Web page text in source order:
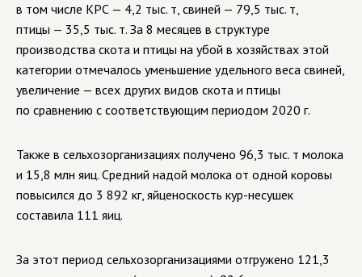
в том числе КРС — 4,2 тыс. т, свиней — 79,5 тыс. т,
птицы — 35,5 тыс. т. За 8 месяцев в структуре
производства скота и птицы на убой в хозяйствах этой
категории отмечалось уменьшение удельного веса свиней,
увеличение — всех других видов скота и птицы
по сравнению с соответствующим периодом 2020 г.
Также в сельхозорганизациях получено 96,3 тыс. т молока
и 15,8 млн яиц. Средний надой молока от одной коровы
повысился до 3 892 кг, яйценоскость кур-несушек
составила 111 яиц.
За этот период сельхозорганизациями отгружено 121,3